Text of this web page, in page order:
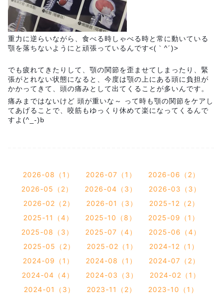
重力に逆らいながら、食べる時しゃべる時と常に動いている
顎を落ちないようにと頑張っているんです<(｀^´)>
でも疲れてきたりして、顎の関節を歪ませてしまったり、緊
張がとれない状態になると、今度は顎の上にある頭に負担が
かかってきて、頭の痛みとして出てくることが多いんです。
痛みまではないけど 頭が重いな～ って時も顎の関節をケアし
てあげることで、咬筋もゆっくり休めて楽になってくるんで
すよ(^_-)b
2026-08（1） 2026-07（1）
2026-06（2）
2026-05（2）
2026-04（3）
2026-03（3）
2026-02（2）
2026-01（3）
2025-12（2）
2025-11（4）
2025-10（8）
2025-09（1）
2025-08（3）
2025-07（4）
2025-06（4）
2025-05（2）
2025-02（1）
2024-12（1）
2024-09（1）
2024-08（1）
2024-07（2）
2024-04（4）
2024-03（3）
2024-02（1）
2024-01（3）
2023-11（2）
2023-10（1）